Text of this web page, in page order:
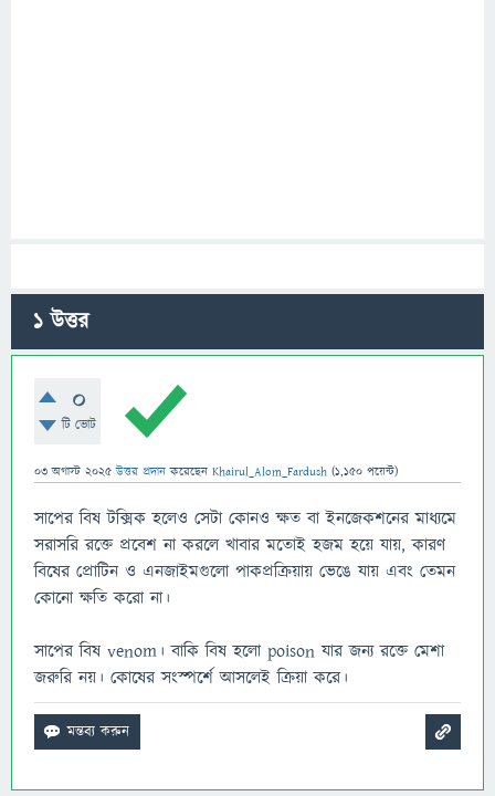
1উত্তর
0
টি ভোট
03 অগাস্ট 2025 উত্তর প্রদান করেছেন Khairul_Alom_Fardush (1,150 পয়েন্ট)
সাপের বিষ টক্সিক হলেও সেটা কোনও ক্ষত বা ইনজেকশনের মাধ্যমে
সরাসরি রক্তে প্রবেশ না করলে খাবার মতোই হজম হয়ে যায়, কারণ
বিষের প্রোটিন ও এনজাইমগুলো পাকপ্রক্রিয়ায় ভেঙে যায় এবং তেমন
কোনো ক্ষতি করো না।
সাপের বিষ venom। বাকি বিষ হলো poison যার জন্য রক্তে মেশা
জরুরি নয়। কোষের সংস্পর্শে আসলেই ক্রিয়া করে।